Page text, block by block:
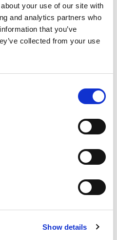
your use of our site with
and analytics partners who
that you’ve
collected from your use
Show details
à grande échelle
entier
sur 60 marchés